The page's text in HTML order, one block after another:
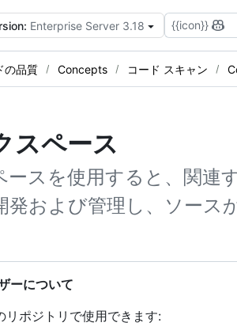
Enterprise Server 3.18 {{icon}}
の品質 Concepts コード スキャン
スペース
スを使用すると、関連
および管理し、ソース
ーについて
ポジトリで使用できます: